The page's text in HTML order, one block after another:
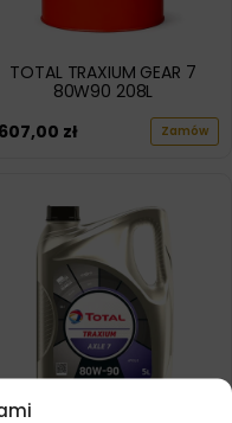
TOTAL TRAXIUM GEAR 7
80W90 208L
zł Zamów